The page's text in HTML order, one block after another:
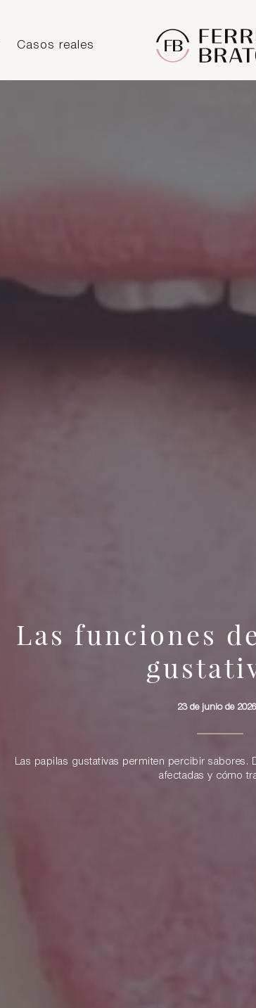
Casos reales
Las funciones
23 de junio de 2026
Las papilas gustativas permiten percibir sabores.
afectadas y cómo